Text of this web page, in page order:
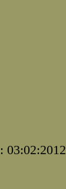
: 03:02:2012